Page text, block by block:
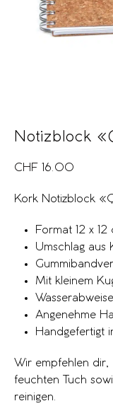
Notizblock
CHF 16.00
Kork Notizblock
Format 12 x 12
Umschlag aus
Mit kleinem
Angenehme
Handgefertigt
Wir empfehlen dir,
feuchten Tuch
reinigen.